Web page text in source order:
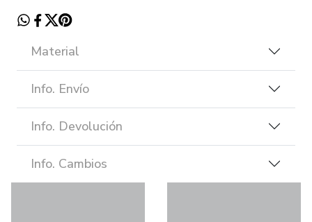
Material
Info. Envío
Info. Devolución
Info. Cambios